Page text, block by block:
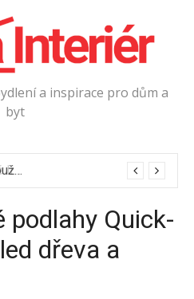
a inspirace pro dům a
byt
Jak vybrat podlahové lišty?
podlahy Quick-
dřeva a